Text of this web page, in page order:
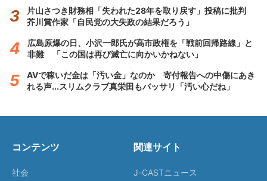
片山さつき財務相「失われた28年を取り戻す」投稿に批判
芥川賞作家「自民党の大失政の結果だろう」
広島原爆の日、小沢一郎氏が高市政権を「戦前回帰路線」と
非難 「この国は再び滅亡に向かいかねない」
AVで稼いだ金は「汚い金」なのか 寄付報告への中傷にあき
れる声...スリムクラブ真栄田もバッサリ「汚い心だね」
コンテンツ
社会
関連サイト
J-CASTニュース